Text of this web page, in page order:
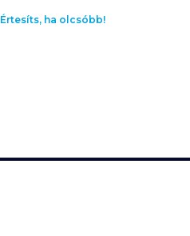
Értesíts, ha olcsóbb!